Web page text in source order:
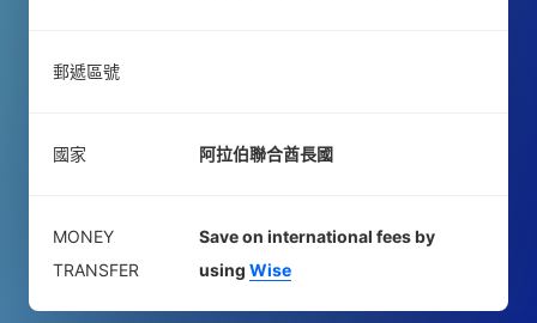
郵遞區號
國家 阿拉伯聯合酋長國
MONEY
TRANSFER
Save on international fees by
using Wise